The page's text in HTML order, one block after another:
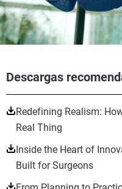
Descargas
Redefining Realism:
Real Thing
Inside the Heart of
Built for Surgeons